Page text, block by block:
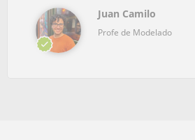
Juan Camilo
Profe de Modelado